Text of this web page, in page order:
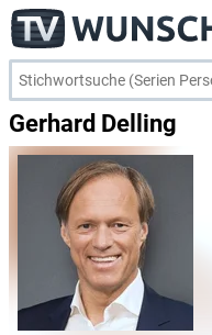
Gerhard Delling